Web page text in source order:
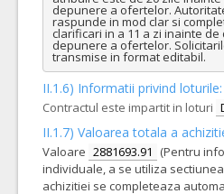
depunere a ofertelor.
raspunde in mod clar si
clarificari in a 11 a zi inainte de
depunere a ofertelor.
transmise in format editabil.
II.1.6) Informatii privind loturile:
Contractul este impartit in loturi
II.1.7) Valoarea totala a
Valoare 2881693.91
(Pentru
individuale, a se utiliza
achizitiei se completeaza